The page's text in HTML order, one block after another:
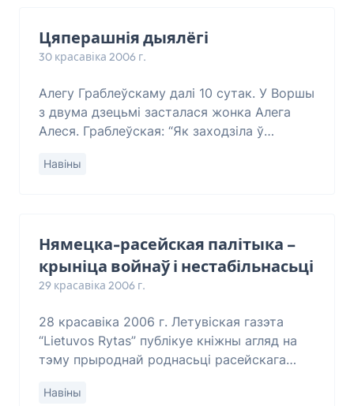
Цяперашнія дыялёгі
30 красавіка 2006 г.
Алегу Граблеўскаму далі 10 сутак. У Воршы
з двума дзецьмі засталася жонка Алега
Алеся. Граблеўская: “Як заходзіла ў
вязьня, дык выйшаў мужчына, каб
Навіны
Нямецка-расейская палітыка –
крыніца войнаў і нестабільнасьці
29 красавіка 2006 г.
28 красавіка 2006 г. Летувіская газэта
“Lietuvos Rytas” публікуе кніжны агляд на
тэму прыроднай роднасьці расейскага
сацыялізму. У 1970-80-я гады было шмат
Навіны